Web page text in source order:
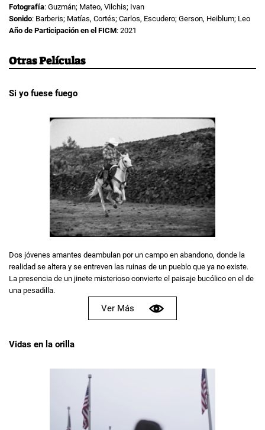
Fotografía: Guzmán; Mateo, Vilchis; Ivan
Sonido: Barberis; Matías, Cortés; Carlos, Escudero; Gerson, Heiblum; Leo
Año de Participación en el FICM: 2021
Otras Películas
Si yo fuese fuego
Dos jóvenes amantes deambulan por un campo en abandono, donde la
realidad se altera y se entreven las ruinas de un pueblo que ya no existe.
La presencia de un jinete misterioso convierte el paisaje bucólico en el de
una pesadilla.
Ver Más
Vidas en la orilla